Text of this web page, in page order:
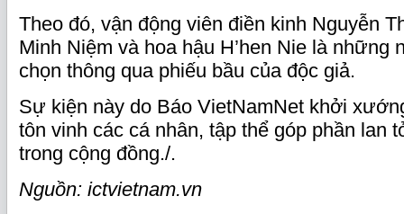
Theo đó, vận động viên điền kinh Nguyễn
Minh Niệm và hoa hậu H’hen Nie là những
chọn thông qua phiếu bầu của độc giả.
Sự kiện này do Báo VietNamNet khởi
tôn vinh các cá nhân, tập thể góp phần lan
trong cộng đồng./.
Nguồn: ictvietnam.vn